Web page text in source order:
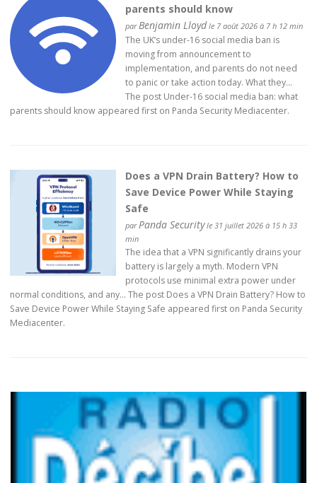
parents should know
parBenjamin Lloydle 7 août 2026 à 7 h 12 min
The UK’s under-16 social media ban is
moving from announcement to
implementation, and parents do not need
to panic or take action today. What they…
The post Under-16 social media ban: what
parents should know appeared first on Panda Security Mediacenter.
Does a VPN Drain Battery? How to
Save Device Power While Staying
Safe
par Panda Securityle 31 juillet 2026 à 15 h 33
min
The idea that a VPN significantly drains your
battery is largely a myth. Modern VPN
protocols use minimal extra power under
normal conditions, and any… The post Does a VPN Drain Battery? How to
Save Device Power While Staying Safe appeared first on Panda Security
Mediacenter.